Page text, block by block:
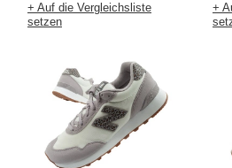
+ Auf die Vergleichsliste
setzen
+